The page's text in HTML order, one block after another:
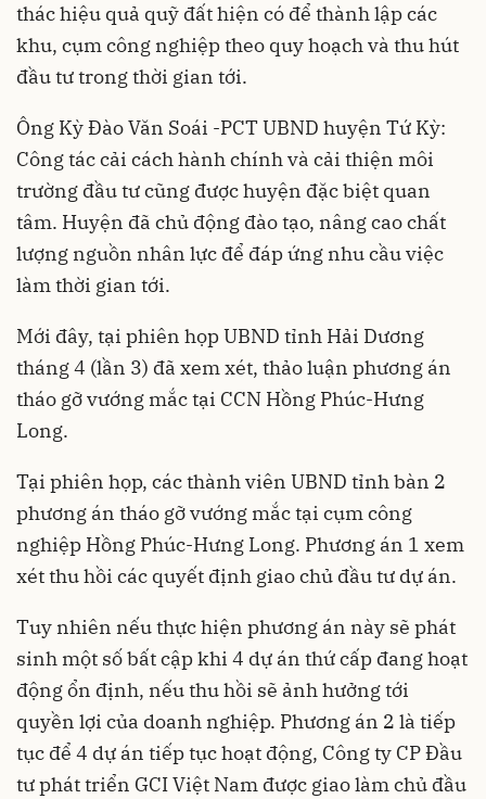
thác hiệu quả quỹ đất hiện có để thành lập các
khu, cụm công nghiệp theo quy hoạch và thu hút
đầu tư trong thời gian tới.
Ông Kỳ Đào Văn Soái -PCT UBND huyện Tứ Kỳ:
Công táccải cách hành chínhvà cải thiện môi
trường đầu tư cũng được huyện đặc biệt quan
tâm. Huyện đã chủ động đào tạo, nâng cao chất
lượng nguồn nhân lực để đáp ứng nhu cầu việc
làm thời gian tới.
Mới đây, tại phiên họp UBND tỉnh Hải Dương
tháng 4 (lần 3) đã xem xét, thảo luận phương án
tháo gỡ vướng mắc tại CCN Hồng Phúc-Hưng
Long.
Tại phiên họp, các thành viên UBND tỉnh bàn 2
phương án tháo gỡ vướng mắc tại cụm công
nghiệp Hồng Phúc-Hưng Long. Phương án 1 xem
xét thu hồi các quyết định giao chủ đầu tư dự án.
Tuy nhiên nếu thực hiện phương án này sẽ phát
sinh một số bất cập khi 4 dự án thứ cấp đang hoạt
động ổn định, nếu thu hồi sẽ ảnh hưởng tới
quyền lợi của doanh nghiệp. Phương án 2 là tiếp
tục để 4 dự án tiếp tục hoạt động, Công ty CP Đầu
tư phát triển GCI Việt Nam được giao làm chủ đầu